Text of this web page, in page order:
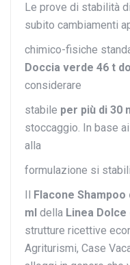
Le prove di stabilità
subito cambiamenti
chimico-fisiche
Doccia verde 46 t
considerare
stabile per più di 30
stoccaggio. In base
alla
formulazione si
Flacone
ml della Linea Dolce
strutture ricettive
Agriturismi, Case